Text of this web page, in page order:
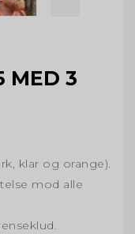
MED 3
klar og orange).
mod alle